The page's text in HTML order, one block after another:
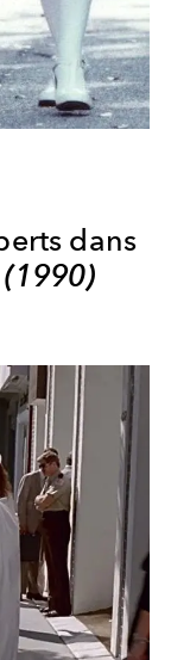
dans